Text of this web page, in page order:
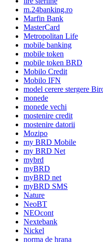
m.24banking.ro
Marfin Bank
MasterCard
Metropolitan Life
mobile banking
mobile token
mobile token BRD
Mobilo Credit
Mobilo IFN
model cerere stergere
monede
monede vechi
mostenire credit
mostenire datorii
Mozipo
my BRD Mobile
my BRD Net
mybrd
myBRD
myBRD net
myBRD SMS
Nature
NeoBT
NEOcont
Nextebank
Nickel
norma de hrana